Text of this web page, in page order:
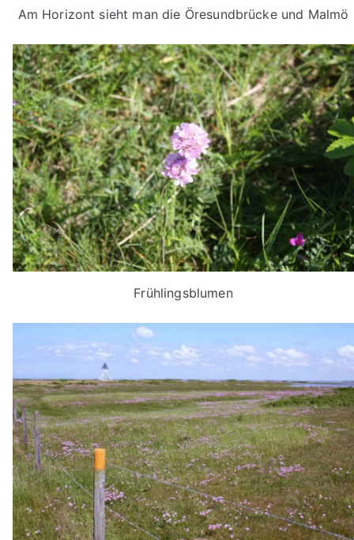
Am Horizont sieht man die Öresundbrücke und Malmö
Frühlingsblumen